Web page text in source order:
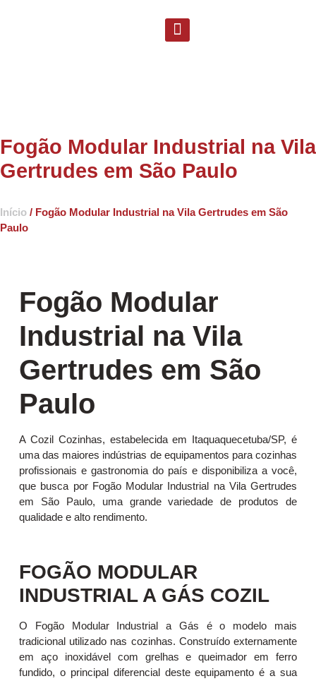
Fogão Modular Industrial na Vila
Gertrudes em São Paulo
Início / Fogão Modular Industrial na Vila Gertrudes em São
Paulo
Fogão Modular
Industrial na Vila
Gertrudes em São
Paulo
A Cozil Cozinhas, estabelecida em Itaquaquecetuba/SP, é
uma das maiores indústrias de equipamentos para cozinhas
profissionais e gastronomia do país e disponibiliza a você,
que busca por Fogão Modular Industrial na Vila Gertrudes
em São Paulo, uma grande variedade de produtos de
qualidade e alto rendimento.
FOGÃO MODULAR
INDUSTRIAL A GÁS COZIL
O Fogão Modular Industrial a Gás é o modelo mais
tradicional utilizado nas cozinhas. Construído externamente
em aço inoxidável com grelhas e queimador em ferro
fundido, o principal diferencial deste equipamento é a sua